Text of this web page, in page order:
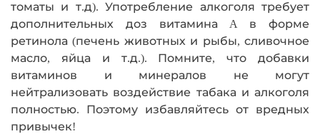
томаты и т.д). Употребление алкоголя требует
дополнительных доз витамина A в форме
ретинола (печень животных и рыбы, сливочное
масло, яйца и т.д.). Помните, что добавки
витаминов и минералов не могут
нейтрализовать воздействие табака и алкоголя
полностью. Поэтому избавляйтесь от вредных
привычек!